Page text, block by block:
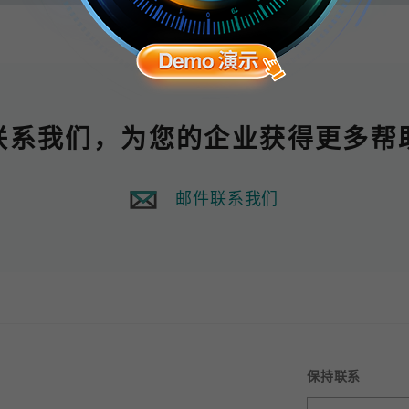
系我们，为您的企业获得更多帮
邮件联系我们
保持联系